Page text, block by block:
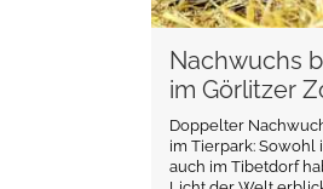
Nachwuchs
im Görlitzer
Doppelter
im Tierpark: Sowohl
auch im Tibetdorf